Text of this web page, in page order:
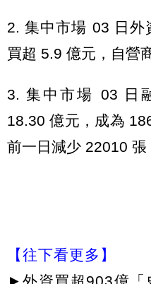
2. 集中市場 03 日外
買超 5.9 億元，自營
3. 集中市場 03 日
18.30 億元，成為
前一日減少 22010 張
【往下看更多】
► 外資買超903億「